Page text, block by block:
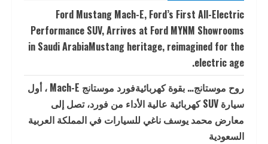
Ford Mustang Mach-E, Ford’s First All-Electric
Performance SUV, Arrives at Ford MYNM Showrooms
in Saudi ArabiaMustang heritage, reimagined for the
electric age.
روح موستانج… بقوة كهربائيةفورد موستانج Mach-E ، أول
سيارة SUV كهربائية عالية الأداء من فورد، تصل إلى
معارض محمد يوسف ناغي للسيارات في المملكة العربية
السعودية